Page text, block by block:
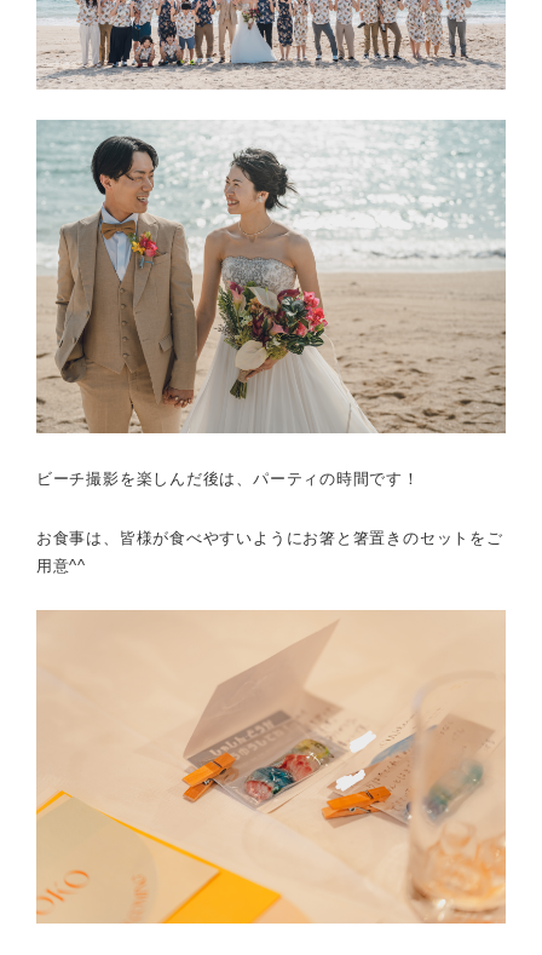
ビーチ撮影を楽しんだ後は、パーティの時間です！
お食事は、皆様が食べやすいようにお箸と箸置きのセットをご
用意^^